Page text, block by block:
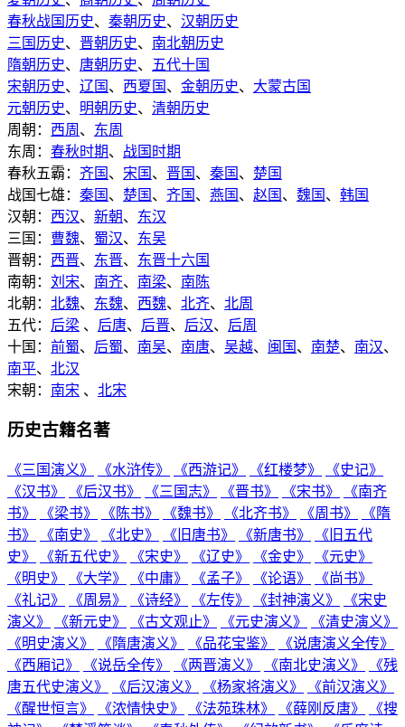
春秋战国历史、 秦朝历史、 汉朝历史
三国历史、 晋朝历史、 南北朝历史
隋朝历史、 唐朝历史、
五代十国
宋朝历史、 辽国 、 西夏国 、 金朝历史、 大蒙古国
元朝历史、 明朝历史、 清朝历史
周朝： 西周 、 东周
东周： 春秋时期、 战国时期
春秋五霸： 齐国 、 宋国 、 晋国 、 秦国 、 楚国
战国七雄： 秦国 、 楚国 、 齐国 、 燕国 、 赵国 、 魏国 、 韩国
汉朝： 西汉、 新朝、 东汉
三国： 曹魏、 蜀汉、 东吴
晋朝： 西晋、 东晋、 东晋十六国
南朝： 刘宋、 南齐、 南梁、 南陈
北朝： 北魏、 东魏、 西魏、 北齐、 北周
五代： 后梁 、 后唐、 后晋、 后汉、 后周
十国： 前蜀、 后蜀、 南吴、 南唐、 吴越、 闽国 、 南楚、 南汉、
南平、 北汉
宋朝： 南宋 、 北宋
历史古籍名著
《三国演义》 《水浒传》 《西游记》 《红楼梦》
《史记》
《汉书》
《后汉书》 《三国志》 《晋书》 《宋书》
《南齐
书》
《梁书》 《陈书》 《魏书》 《北齐书》 《周书》
《隋
书》
《南史》 《北史》 《旧唐书》 《新唐书》
《旧五代
史》
《新五代史》 《宋史》 《辽史》 《金史》
《元史》
《明史》
《大学》 《中庸》 《孟子》 《论语》
《尚书》
《礼记》
《周易》 《诗经》 《左传》 《封神演义》
《宋史
演义》
《新元史》 《古文观止》 《元史演义》
《清史演义》
《明史演义》
《隋唐演义》 《品花宝鉴》
《说唐演义全传》
《西厢记》
《说岳全传》 《两晋演义》 《南北史演义》
《残
唐五代史演义》
《后汉演义》 《杨家将演义》
《前汉演义》
《醒世恒言》
《浓情快史》 《法苑珠林》 《薛刚反唐》
《搜